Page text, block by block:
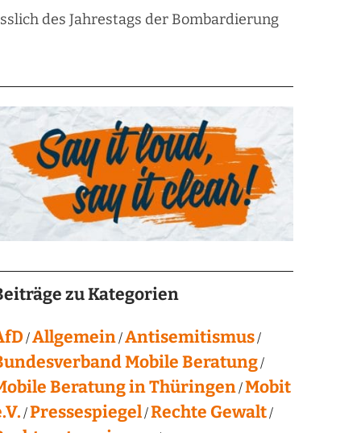
des Jahrestags der Bombardierung
zu Kategorien
Allgemein Antisemitismus
Mobile Beratung
Beratung in Thüringen Mobit
Pressespiegel Rechte Gewalt